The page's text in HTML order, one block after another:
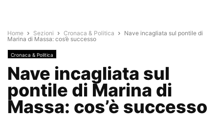
Home Sezioni Cronaca & Politica
Nave incagliata sul pontile di
Marina di Massa: cos’è successo
Cronaca & Politica
Nave incagliata sul
pontile di Marina di
Massa: cos’è successo